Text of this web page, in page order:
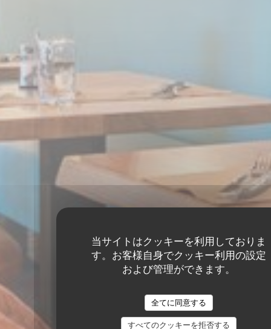
当サイトはクッキーを利用しておりま
す。お客様自身でクッキー利用の設定
および管理ができます。
全てに同意する
すべてのクッキーを拒否する